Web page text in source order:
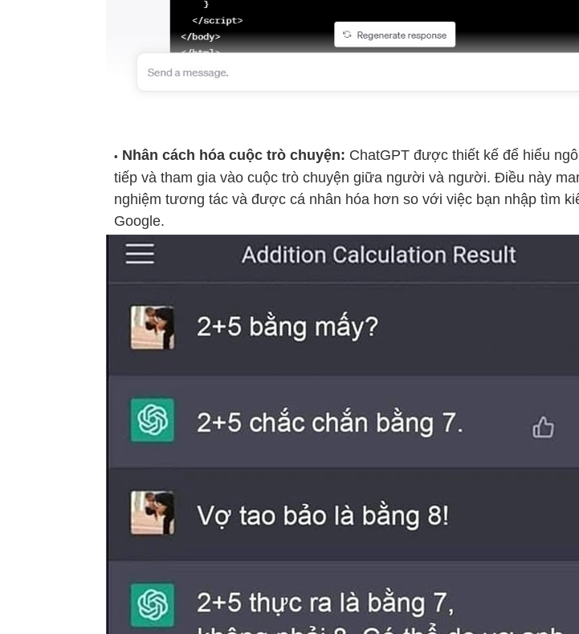
Nhân cách hóa cuộc trò chuyện: ChatGPT được thiết kế để hiểu
tiếp và tham gia vào cuộc trò chuyện giữa người và người. Điều này
nghiệm tương tác và được cá nhân hóa hơn so với việc bạn nhập tìm
Google.